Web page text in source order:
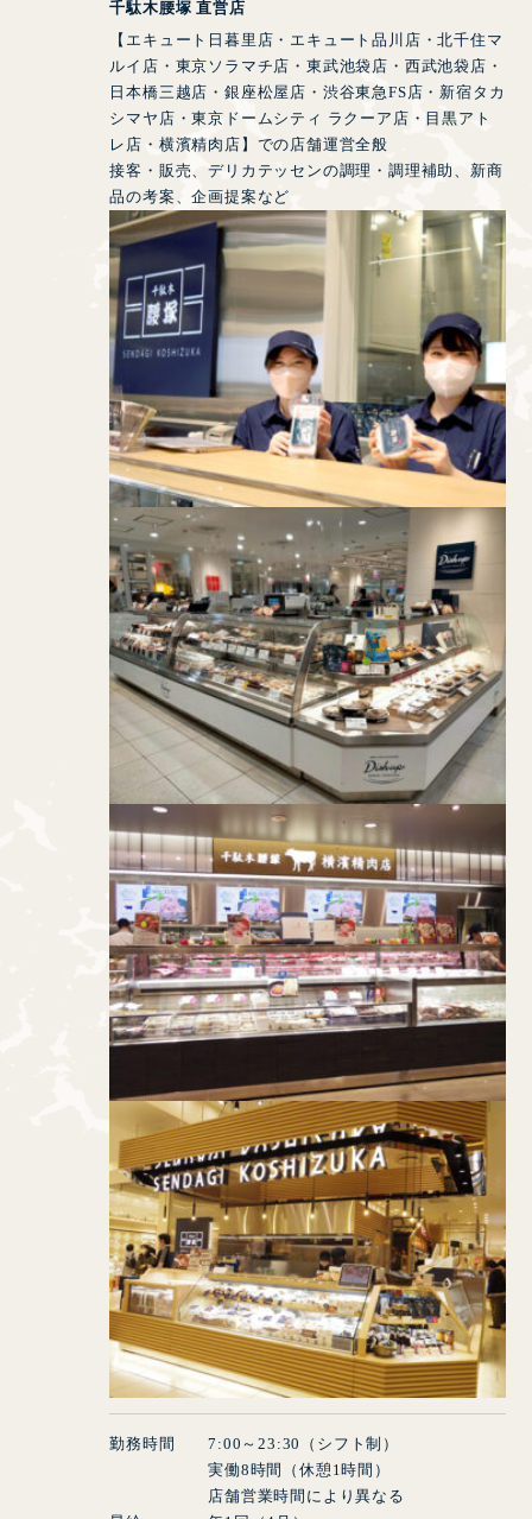
千駄木腰塚 直営店
【エキュート日暮里店・エキュート品川店・北千住マ
ルイ店・東京ソラマチ店・東武池袋店・西武池袋店・
日本橋三越店・銀座松屋店・渋谷東急FS店・新宿タカ
シマヤ店・東京ドームシティ ラクーア店・目黒アト
レ店・横濱精肉店】での店舗運営全般
接客・販売、デリカテッセンの調理・調理補助、新商
品の考案、企画提案など
勤務時間7 :00 ～23 :30
（シフト制）
実働8時間（休憩 1時間）
店舗営業時間により異なる